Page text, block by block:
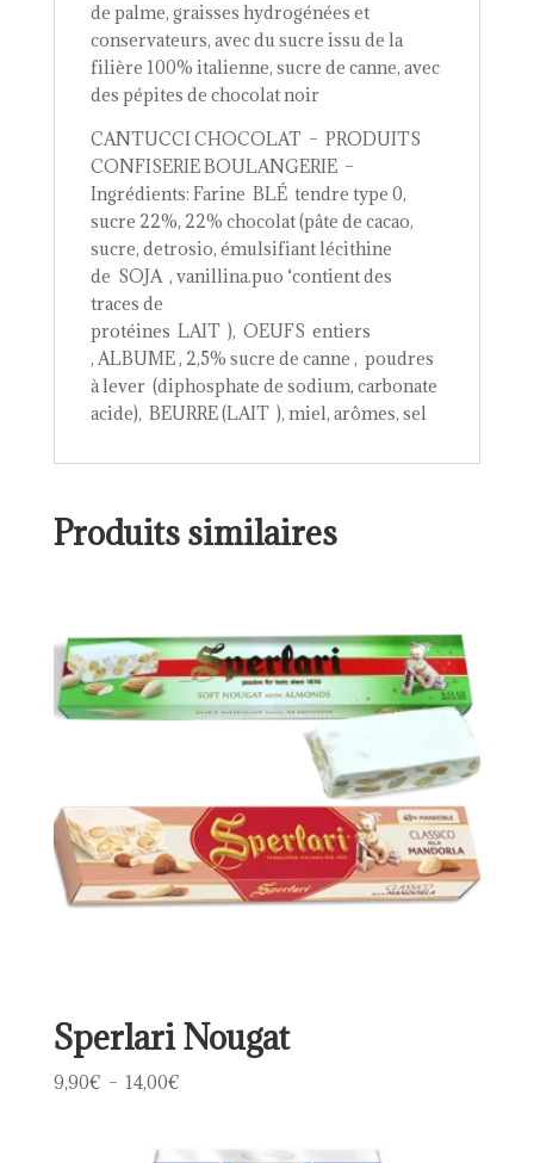
de palme, graisses hydrogénées et
conservateurs, avec du sucre issu de la
filière 100% italienne, sucre de canne, avec
des pépites de chocolat noir
CANTUCCI CHOCOLAT – PRODUITS
CONFISERIE BOULANGERIE –
Ingrédients: Farine BLÉ tendre type 0,
sucre 22%, 22% chocolat (pâte de cacao,
sucre, detrosio, émulsifiant lécithine
de SOJA , vanillina.puo ‘contient des
traces de
protéines LAIT ), OEUFS entiers
, ALBUME , 2,5% sucre de canne , poudres
à lever (diphosphate de sodium, carbonate
acide), BEURRE (LAIT ), miel, arômes, sel
Produits similaires
Sperlari Nougat
9,90€ – 14,00€Plage